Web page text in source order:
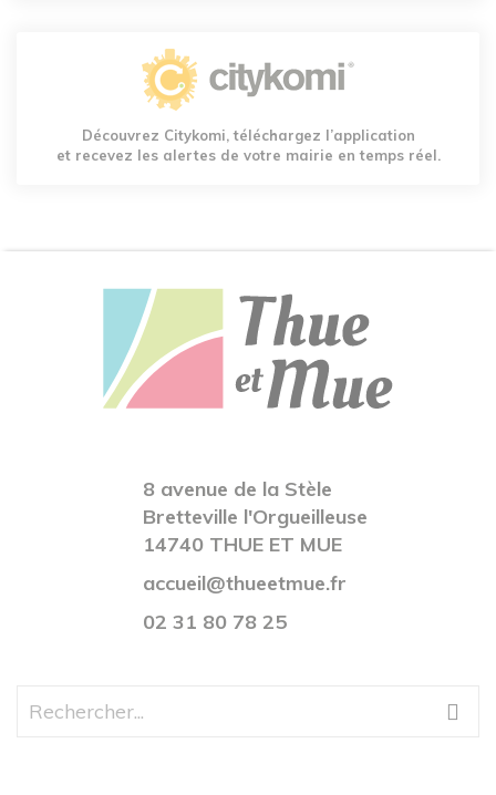
Découvrez Citykomi, téléchargez l’application
et recevez les alertes de votre mairie en temps réel.
8 avenue de la Stèle
Bretteville l'Orgueilleuse
14740 THUE ET MUE
accueil@thueetmue.fr
02 31 80 78 25